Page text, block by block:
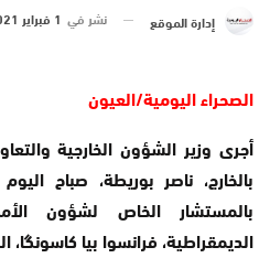
إدارة الموقع نشر في 1 فبراير 2021 الساعة 3 و 27 دقيقة
الصحراء اليومية/العيون
أجرى وزير الشؤون الخارجية
بالخارج، ناصر بوريطة، صباح
بالمستشار الخاص لشؤون
الديمقراطية، فرانسوا بيا كاسونگا،